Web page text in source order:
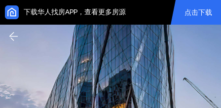
下载华人找房APP，查看更多房源 点击下载